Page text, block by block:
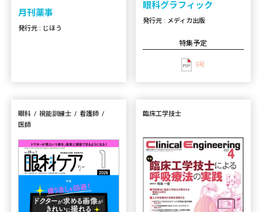
月刊薬事
発行元 : じほう
眼科グラフィック
発行元 : メディカ出版
特集予定
5号
眼科 視能訓練士
看護師
医師
臨床工学技士